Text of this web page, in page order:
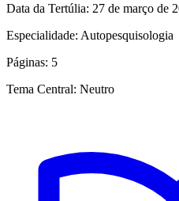
Data da Tertúlia: 27 de março de
Especialidade: Autopesquisologia
Páginas: 5
Tema Central: Neutro